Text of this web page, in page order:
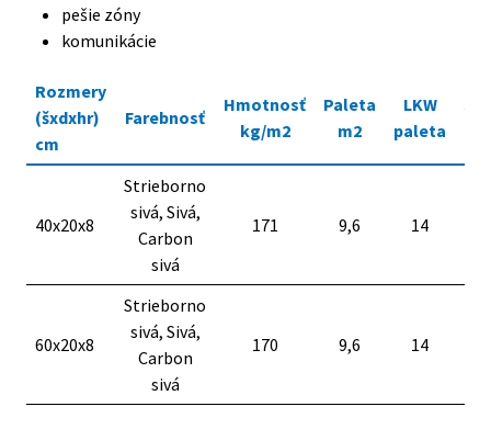
pešie zóny
komunikácie
Rozmery
(šxdxhr)
cm
Farebnosť
Hmotnosť
kg/m2
Paleta
m2
LKW
paleta
40x20x8
Strieborno
sivá, Sivá,
Carbon
sivá
171 9,6 14
60x20x8
Strieborno
sivá, Sivá,
Carbon
sivá
170 9,6 14